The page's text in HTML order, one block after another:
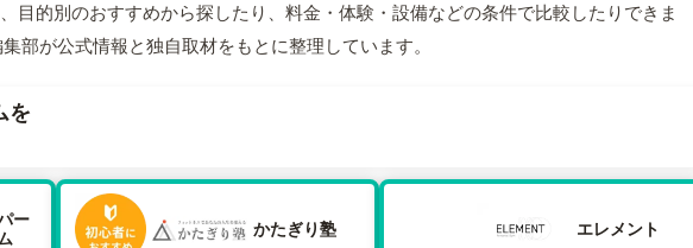
目的別のおすすめから探したり、料金・体験・設備などの条件で比較したりできま
部が公式情報と独自取材をもとに整理しています。
を
ー
かたぎり塾 エレメント